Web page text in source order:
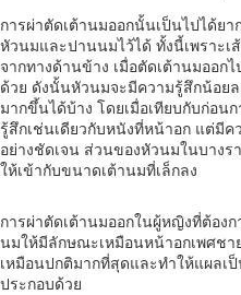
การผ่าตัดเต้านมออกนั้นเป็นไปได้ย
หัวนมและปานนมไว้ได้ ทั้งนี้เพราะเ
จากทางด้านข้าง เมื่อตัดเต้านมออก
ด้วย ดังนั้นหัวนมจะมีความรู้สึกน้อย
มากขึ้นได้บ้าง โดยเมื่อเทียบกับก่อ
รู้สึกเช่นเดียวกับหนังที่หน้าอก แต่มี
อย่างชัดเจน ส่วนของหัวนมในบางร
ให้เข้ากับขนาดเต้านมที่เล็กลง
การผ่าตัดเต้านมออกในผู้หญิงที่ต้อง
นมให้มีลักษณะเหมือนหน้าอกเพศชา
เหมือนปกติมากที่สุดและทำให้แผลเ
ประกอบด้วย